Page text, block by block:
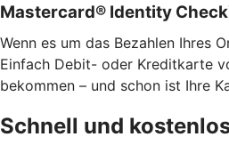
Mastercard® Identity
Wenn es um das Bezahlen Ihres
Einfach Debit- oder Kreditkarte
bekommen – und schon ist Ihre
Schnell und